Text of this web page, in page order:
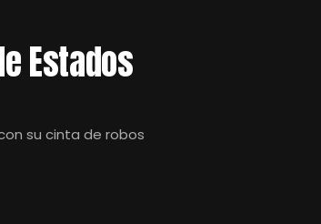
Estados
su cinta de robos